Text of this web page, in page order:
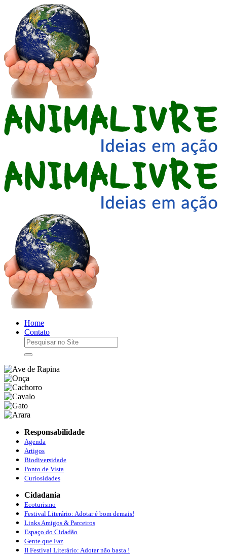
Home
Contato
Responsabilidade
Agenda
Artigos
Biodiversidade
Ponto de Vista
Curiosidades
Cidadania
Ecoturismo
Festival Literário: Adotar é bom demais!
Links Amigos & Parceiros
Espaço do Cidadão
Gente que Faz
II Festival Literário: Adotar não basta !